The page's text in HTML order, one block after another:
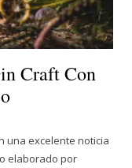
Craft Con
una excelente noticia
elaborado por